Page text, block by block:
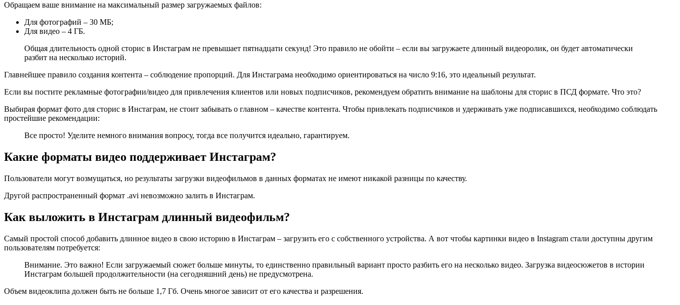
Обращаем ваше внимание на максимальный размер загружаемых файлов:
Для фотографий – 30 МБ;
Для видео – 4 ГБ.
Общая длительность одной сторис в Инстаграм не превышает пятнадцати секунд! Это правило не обойти – если вы загружаете длинный видеоролик, он будет автоматически
разбит на несколько историй.
Главнейшее правило создания контента – соблюдение пропорций. Для Инстаграма необходимо ориентироваться на число 9:16, это идеальный результат.
Если вы постите рекламные фотографии/видео для привлечения клиентов или новых подписчиков, рекомендуем обратить внимание на шаблоны для сторис в ПСД формате. Что это?
Выбирая формат фото для сторис в Инстаграм, не стоит забывать о главном – качестве контента. Чтобы привлекать подписчиков и удерживать уже подписавшихся, необходимо соблюдать
простейшие рекомендации:
Все просто! Уделите немного внимания вопросу, тогда все получится идеально, гарантируем.
Какие форматы видео поддерживает Инстаграм?
Пользователи могут возмущаться, но результаты загрузки видеофильмов в данных форматах не имеют никакой разницы по качеству.
Другой распространенный формат .avi невозможно залить в Инстаграм.
Как выложить в Инстаграм длинный видеофильм?
Самый простой способ добавить длинное видео в свою историю в Инстаграм – загрузить его с собственного устройства. А вот чтобы картинки видео в Instagram стали доступны другим
пользователям потребуется:
Внимание. Это важно! Если загружаемый сюжет больше минуты, то единственно правильный вариант просто разбить его на несколько видео. Загрузка видеосюжетов в истории
Инстаграм большей продолжительности (на сегодняшний день) не предусмотрена.
Объем видеоклипа должен быть не больше 1,7 Гб. Очень многое зависит от его качества и разрешения.